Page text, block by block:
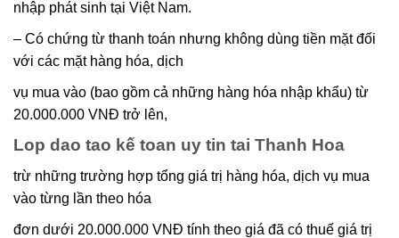
nhập phát sinh tại Việt Nam.
– Có chứng từ thanh toán nhưng không dùng tiền mặt đối
với các mặt hàng hóa, dịch
vụ mua vào (bao gồm cả những hàng hóa nhập khẩu) từ
20.000.000 VNĐ trở lên,
Lop dao tao kế toan uy tin tai Thanh Hoa
trừ những trường hợp tổng giá trị hàng hóa, dịch vụ mua
vào từng lần theo hóa
đơn dưới 20.000.000 VNĐ tính theo giá đã có thuế giá trị